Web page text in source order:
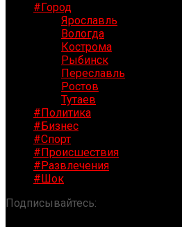
#Город
Ярославль
Вологда
Кострома
Рыбинск
Переславль
Ростов
Тутаев
#Политика
#Бизнес
#Спорт
#Происшествия
#Развлечения
#Шок
Подписывайтесь: